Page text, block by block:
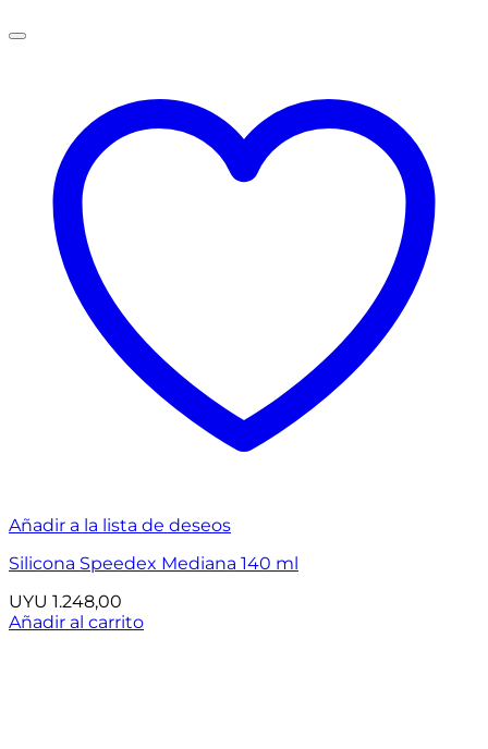
Añadir a la lista de deseos
Silicona Speedex Mediana 140 ml
UYU 1.248,00
Añadir al carrito